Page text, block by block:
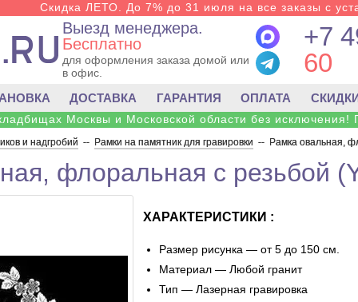
Скидка ЛЕТО. До 7% до 31 июля на все заказы с
Выезд менеджера.
Бесплатно
для оформления заказа домой или
в офис.
+7
60
ДОСТАВКА ГАРАНТИЯ ОПЛАТА
Москвы и Московской области без исключения!
и надгробий -- Рамки на памятник для гравировки -- Рамка овальная,
флоральная с резьбой
ХАРАКТЕРИСТИКИ :
Размер рисунка — от 5 до 150 см.
Материал — Любой гранит
Тип — Лазерная гравировка